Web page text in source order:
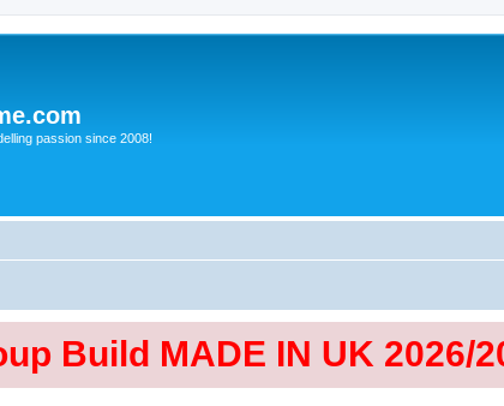
passion since 2008!
Build MADE IN UK 2026/